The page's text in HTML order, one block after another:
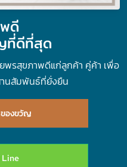
ดี
ที่ดีที่สุด
พรสุขภาพดีแก่ลูกค้า คู่ค้า เพื่อ
านสัมพันธ์ที่ยั่งยืน
องขวัญ
Line